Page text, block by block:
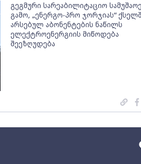
გეგმური სარეაბილიტაციო
გამო, „ენერგო-პრო ჯორჯიას“
არსებულ აბონენტების ნაწილს
ელექტროენერგიის მიწოდება
შეეზღუდება